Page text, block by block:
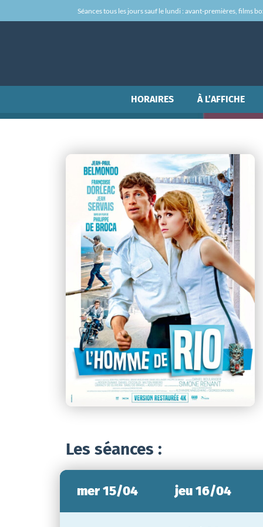
Séances tous les jours sauf le lundi : avant-premières, films
HORAIRES À L’AFFICHE
Les séances :
mer 15/04 jeu 16/04